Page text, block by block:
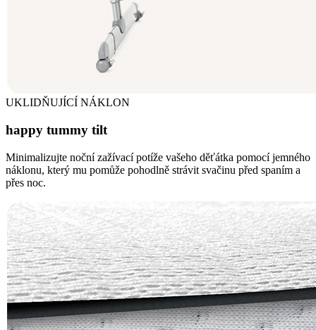
UKLIDŇUJÍCÍ NÁKLON
happy tummy tilt
Minimalizujte noční zažívací potíže vašeho děťátka pomocí jemného
náklonu, který mu pomůže pohodlně strávit svačinu před spaním a
přes noc.